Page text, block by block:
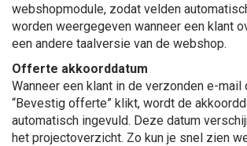
webshopmodule, zodat velden
worden weergegeven wanneer een klant
een andere taalversie van de webshop.
Offerte akkoorddatum
Wanneer een klant in de verzonden e-mail
“Bevestig offerte” klikt, wordt de
automatisch ingevuld. Deze datum
het projectoverzicht. Zo kun je snel zien